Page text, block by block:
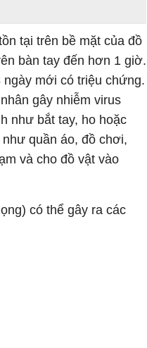
tại trên bề mặt của đồ
bàn tay đến hơn 1 giờ.
ngày mới có triệu chứng.
gây nhiễm virus
như bắt tay, ho hoặc
quần áo, đồ chơi,
và cho đồ vật vào
có thể gây ra các